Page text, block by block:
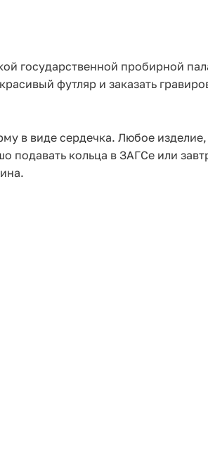
государственной пробирной
футляр и заказать
в виде сердечка. Любое
подавать кольца в ЗАГСе или